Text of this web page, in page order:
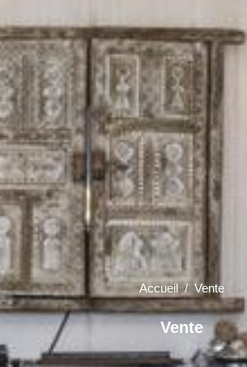
Accueil/ Vente
Vente